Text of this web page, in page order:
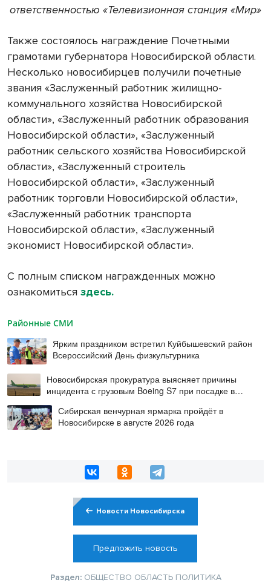
ответственностью «Телевизионная станция «Мир»
Также состоялось награждение Почетными
грамотами губернатора Новосибирской области.
Несколько новосибирцев получили почетные
звания «Заслуженный работник жилищно-
коммунального хозяйства Новосибирской
области», «Заслуженный работник образования
Новосибирской области», «Заслуженный
работник сельского хозяйства Новосибирской
области», «Заслуженный строитель
Новосибирской области», «Заслуженный
работник торговли Новосибирской области»,
«Заслуженный работник транспорта
Новосибирской области», «Заслуженный
экономист Новосибирской области».
С полным списком награжденных можно
ознакомиться здесь.
Районные СМИ
Ярким праздником встретил Куйбышевский район
Всероссийский День физкультурника
Новосибирская прокуратура выясняет причины
инцидента с грузовым Boeing S7 при посадке в
Норильске
Сибирская венчурная ярмарка пройдёт в
Новосибирске в августе 2026 года
Новости Новосибирска
Предложить новость
Раздел: ОБЩЕСТВО ОБЛАСТЬ ПОЛИТИКА